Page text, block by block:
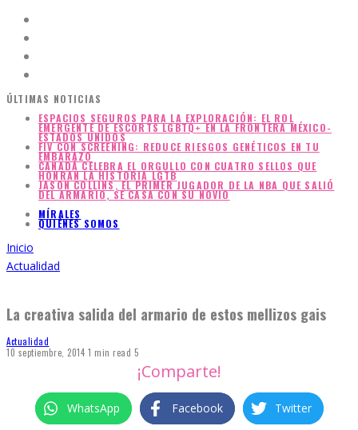
ÚLTIMAS NOTICIAS
ESPACIOS SEGUROS PARA LA EXPLORACIÓN: EL ROL
EMERGENTE DE ESCORTS LGBTQ+ EN LA FRONTERA MÉXICO-
ESTADOS UNIDOS
FIV CON SCREENING: REDUCE RIESGOS GENÉTICOS EN TU
EMBARAZO
CANADÁ CELEBRA EL ORGULLO CON CUATRO SELLOS QUE
HONRAN LA HISTORIA LGTB
JASON COLLINS, EL PRIMER JUGADOR DE LA NBA QUE SALIÓ
DEL ARMARIO, SE CASA CON SU NOVIO
MÍRALES
QUIÉNES SOMOS
Inicio
Actualidad
La creativa salida del armario de estos mellizos gais
Actualidad
10 septiembre, 2014 1 min read 5
¡Comparte!
WhatsApp Facebook Twitter